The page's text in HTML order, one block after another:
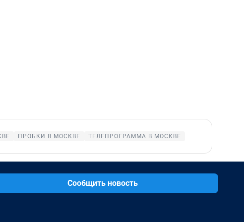
ПРОБКИ В МОСКВЕ ТЕЛЕПРОГРАММА В МОСКВЕ
Сообщить новость